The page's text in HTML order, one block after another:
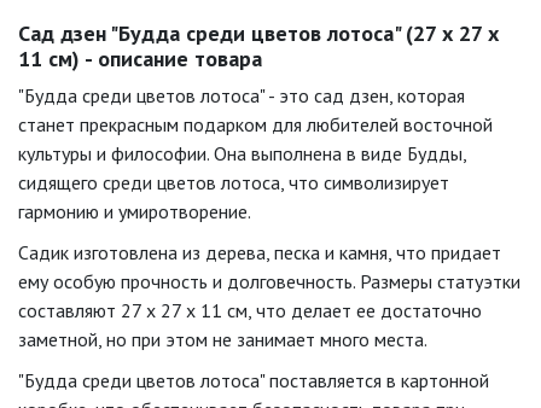
Сад дзен "Будда среди цветов лотоса" (27 х 27 х
11 см) - описание товара
"Будда среди цветов лотоса" - это сад дзен, которая
станет прекрасным подарком для любителей восточной
культуры и философии. Она выполнена в виде Будды,
сидящего среди цветов лотоса, что символизирует
гармонию и умиротворение.
Садик изготовлена из дерева, песка и камня, что придает
ему особую прочность и долговечность. Размеры статуэтки
составляют 27 х 27 х 11 см, что делает ее достаточно
заметной, но при этом не занимает много места.
"Будда среди цветов лотоса" поставляется в картонной